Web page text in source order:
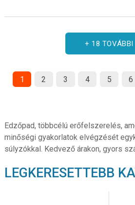
+ 18 TOVÁBBI
1 2 3 4 5 6
Edzőpad, többcélú erőfelszerelés,
minőségi gyakorlatok elvégzését
súlyzókkal. Kedvező árakon, gyors
LEGKERESETTEBB